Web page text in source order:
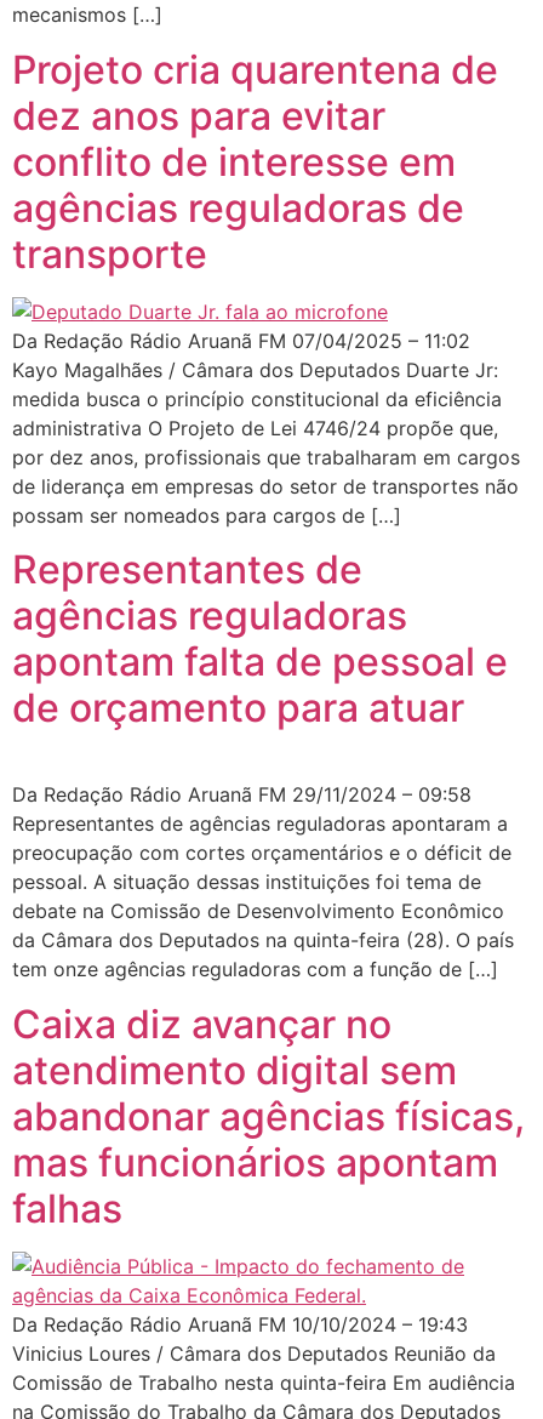
mecanismos […]
Projeto cria quarentena de
dez anos para evitar
conflito de interesse em
agências reguladoras de
transporte
Da Redação Rádio Aruanã FM 07/04/2025 – 11:02
Kayo Magalhães / Câmara dos Deputados Duarte Jr:
medida busca o princípio constitucional da eficiência
administrativa O Projeto de Lei 4746/24 propõe que,
por dez anos, profissionais que trabalharam em cargos
de liderança em empresas do setor de transportes não
possam ser nomeados para cargos de […]
Representantes de
agências reguladoras
apontam falta de pessoal e
de orçamento para atuar
Da Redação Rádio Aruanã FM 29/11/2024 – 09:58
Representantes de agências reguladoras apontaram a
preocupação com cortes orçamentários e o déficit de
pessoal. A situação dessas instituições foi tema de
debate na Comissão de Desenvolvimento Econômico
da Câmara dos Deputados na quinta-feira (28). O país
tem onze agências reguladoras com a função de […]
Caixa diz avançar no
atendimento digital sem
abandonar agências físicas,
mas funcionários apontam
falhas
Da Redação Rádio Aruanã FM 10/10/2024 – 19:43
Vinicius Loures / Câmara dos Deputados Reunião da
Comissão de Trabalho nesta quinta-feira Em audiência
na Comissão do Trabalho da Câmara dos Deputados